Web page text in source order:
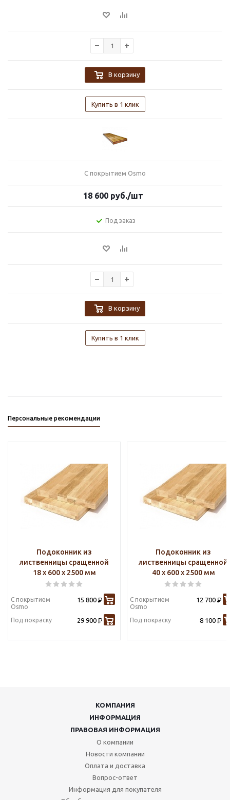
В корзину
Купить в 1 клик
С покрытием Osmo
18 600 руб./шт
Под заказ
В корзину
Купить в 1 клик
Персональные рекомендации
Подоконник из
лиственницы сращенной
18 х 600 х 2500 мм
С покрытием
Osmo
15 800 Р
Под покраску 29 900 Р
Подоконник из
лиственницы сращенной
40 х 600 х 2500 мм
С покрытием
Osmo
12 700 Р
Под покраску 8 100 Р
КОМПАНИЯ
ИНФОРМАЦИЯ
ПРАВОВАЯ ИНФОРМАЦИЯ
О компании
Новости компании
Оплата и доставка
Вопрос-ответ
Информация для покупателя